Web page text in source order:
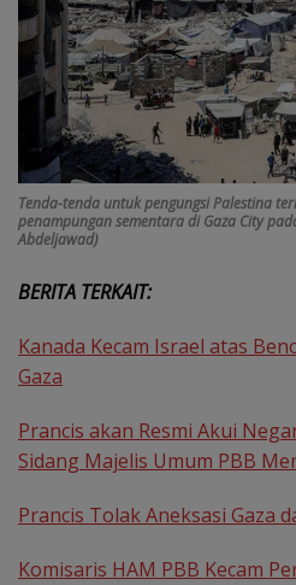
Tenda-tenda untuk pengungsi Palestina
penampungan sementara di Gaza City
Abdeljawad)
BERITA TERKAIT:
Kanada Kecam Israel atas
Gaza
Prancis akan Resmi Akui
Sidang Majelis Umum PBB
Prancis Tolak Aneksasi Gaza
Komisaris HAM PBB Kecam